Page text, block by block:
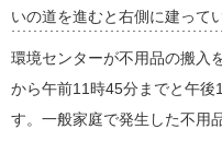
いの道を進むと右側に建って
環境センターが不用品の搬入
から午前11時45分までと午後
す。一般家庭で発生した不用